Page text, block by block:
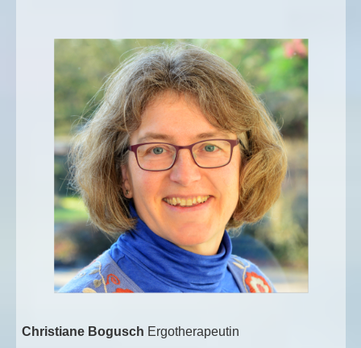
Christiane Bogusch Ergotherapeutin